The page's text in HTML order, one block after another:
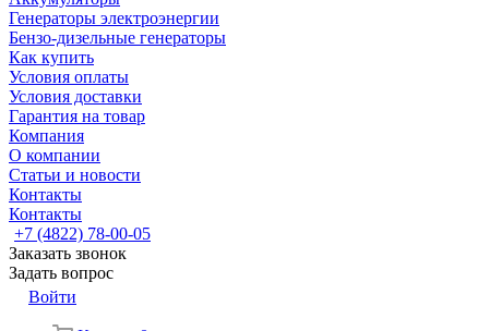
Генераторы электроэнергии
Бензо-дизельные генераторы
Как купить
Условия оплаты
Условия доставки
Гарантия на товар
Компания
О компании
Статьи и новости
Контакты
Контакты
+7 (4822) 78-00-05
Заказать звонок
Задать вопрос
Войти